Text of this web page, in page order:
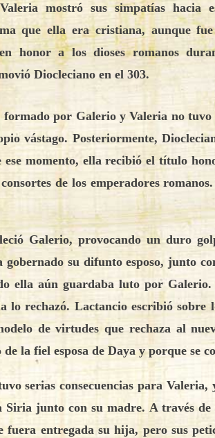
mostró sus simpatías hacia
que ella era cristiana, aunque
honor a los dioses romanos
Diocleciano en el 303.
por Galerio y Valeria no tuvo
vástago. Posteriormente,
momento, ella recibió el título
de los emperadores
Galerio, provocando un duro
gobernado su difunto esposo, junto
ella aún guardaba luto por
lo rechazó. Lactancio escribió
de virtudes que rechaza al
la fiel esposa de Daya y porque se
serias consecuencias para
Siria junto con su madre. A través
fuera entregada su hija, pero sus